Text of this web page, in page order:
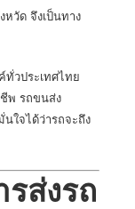
หวัด จึงเป็นทาง
ทั่วประเทศไทย
พ รถขนส่ง
ใจได้ว่ารถจะถึง
ส่งรถ